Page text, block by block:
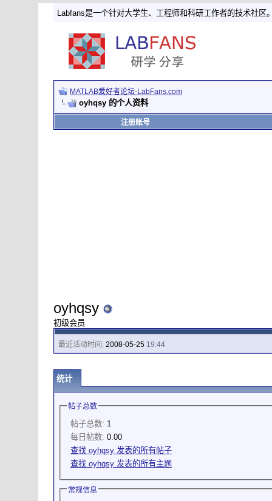
Labfans是一个针对大学生、工程师和科研工作者的技术社区
MATLAB爱好者论坛-LabFans.com
oyhqsy 的个人资料
注册账号
oyhqsy
初级会员
最近活动时间:2008-05-25 19:44
统计
帖子总数
帖子总数: 1
每日帖数: 0.00
查找 oyhqsy 发表的所有帖子
查找 oyhqsy 发表的所有主题
常规信息